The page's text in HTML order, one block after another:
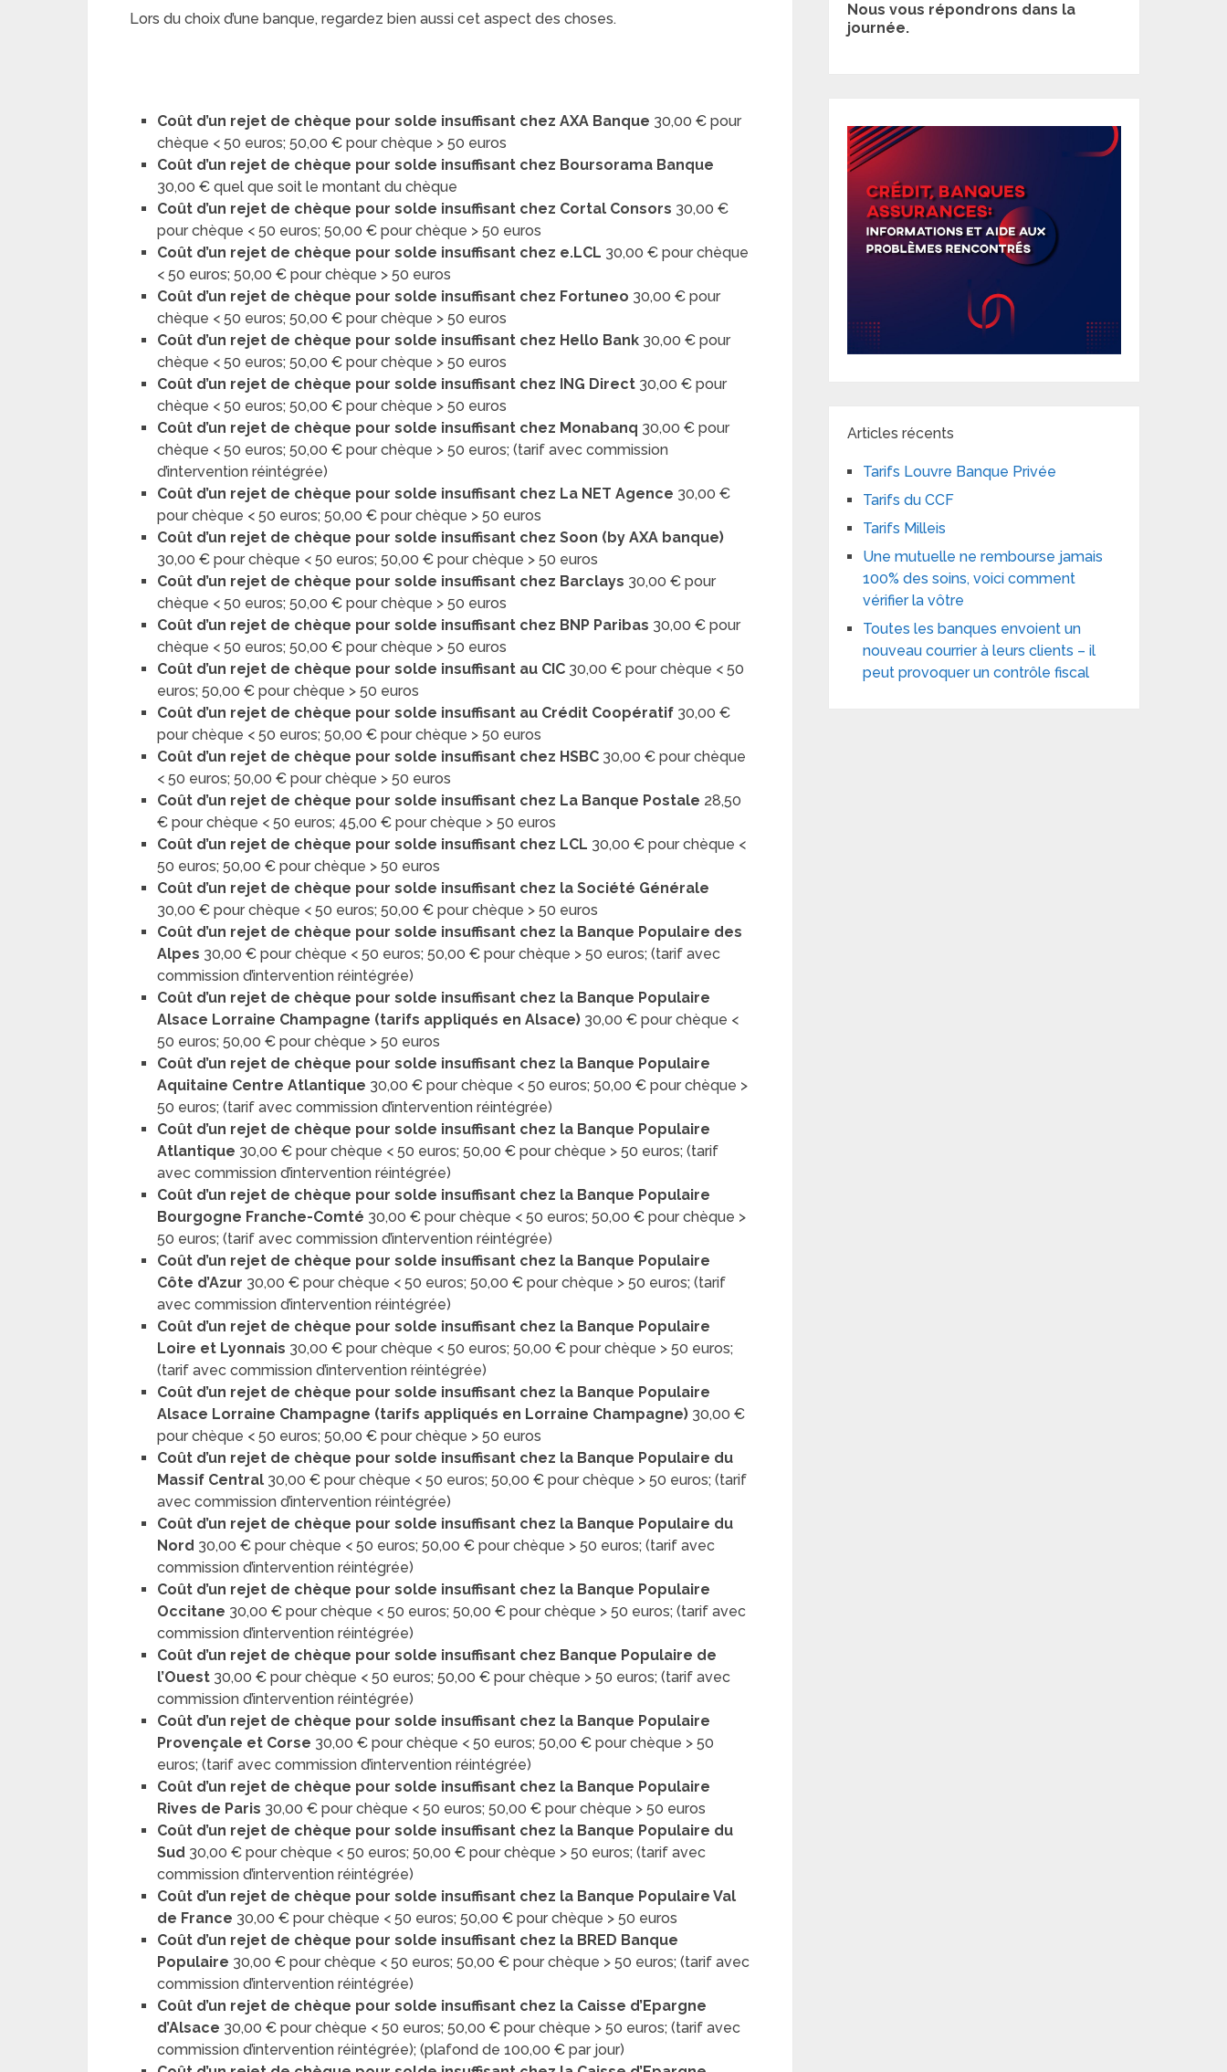
Lors du choix d’une banque, regardez bien aussi cet aspect des choses.
Coût d’un rejet de chèque pour solde insuffisant chez AXA Banque 30,00 € pour
chèque < 50 euros; 50,00 € pour chèque > 50 euros
Coût d’un rejet de chèque pour solde insuffisant chez Boursorama Banque
30,00 € quel que soit le montant du chèque
Coût d’un rejet de chèque pour solde insuffisant chez Cortal Consors 30,00 €
pour chèque < 50 euros; 50,00 € pour chèque > 50 euros
Coût d’un rejet de chèque pour solde insuffisant chez e.LCL 30,00 € pour chèque
< 50 euros; 50,00 € pour chèque > 50 euros
Coût d’un rejet de chèque pour solde insuffisant chez Fortuneo 30,00 € pour
chèque < 50 euros; 50,00 € pour chèque > 50 euros
Coût d’un rejet de chèque pour solde insuffisant chez Hello Bank 30,00 € pour
chèque < 50 euros; 50,00 € pour chèque > 50 euros
Coût d’un rejet de chèque pour solde insuffisant chez ING Direct 30,00 € pour
chèque < 50 euros; 50,00 € pour chèque > 50 euros
Coût d’un rejet de chèque pour solde insuffisant chez Monabanq 30,00 € pour
chèque < 50 euros; 50,00 € pour chèque > 50 euros; (tarif avec commission
d’intervention réintégrée)
Coût d’un rejet de chèque pour solde insuffisant chez La NET Agence 30,00 €
pour chèque < 50 euros; 50,00 € pour chèque > 50 euros
Coût d’un rejet de chèque pour solde insuffisant chez Soon (by AXA banque)
30,00 € pour chèque < 50 euros; 50,00 € pour chèque > 50 euros
Coût d’un rejet de chèque pour solde insuffisant chez Barclays 30,00 € pour
chèque < 50 euros; 50,00 € pour chèque > 50 euros
Coût d’un rejet de chèque pour solde insuffisant chez BNP Paribas 30,00 € pour
chèque < 50 euros; 50,00 € pour chèque > 50 euros
Coût d’un rejet de chèque pour solde insuffisant au CIC 30,00 € pour chèque < 50
euros; 50,00 € pour chèque > 50 euros
Coût d’un rejet de chèque pour solde insuffisant au Crédit Coopératif 30,00 €
pour chèque < 50 euros; 50,00 € pour chèque > 50 euros
Coût d’un rejet de chèque pour solde insuffisant chez HSBC 30,00 € pour chèque
< 50 euros; 50,00 € pour chèque > 50 euros
Coût d’un rejet de chèque pour solde insuffisant chez La Banque Postale 28,50
€ pour chèque < 50 euros; 45,00 € pour chèque > 50 euros
Coût d’un rejet de chèque pour solde insuffisant chez LCL 30,00 € pour chèque <
50 euros; 50,00 € pour chèque > 50 euros
Coût d’un rejet de chèque pour solde insuffisant chez la Société Générale
30,00 € pour chèque < 50 euros; 50,00 € pour chèque > 50 euros
Coût d’un rejet de chèque pour solde insuffisant chez la Banque Populaire des
Alpes 30,00 € pour chèque < 50 euros; 50,00 € pour chèque > 50 euros; (tarif avec
commission d’intervention réintégrée)
Coût d’un rejet de chèque pour solde insuffisant chez la Banque Populaire
Alsace Lorraine Champagne (tarifs appliqués en Alsace) 30,00 € pour chèque <
50 euros; 50,00 € pour chèque > 50 euros
Coût d’un rejet de chèque pour solde insuffisant chez la Banque Populaire
Aquitaine Centre Atlantique 30,00 € pour chèque < 50 euros; 50,00 € pour chèque >
50 euros; (tarif avec commission d’intervention réintégrée)
Coût d’un rejet de chèque pour solde insuffisant chez la Banque Populaire
Atlantique 30,00 € pour chèque < 50 euros; 50,00 € pour chèque > 50 euros; (tarif
avec commission d’intervention réintégrée)
Coût d’un rejet de chèque pour solde insuffisant chez la Banque Populaire
Bourgogne Franche-Comté 30,00 € pour chèque < 50 euros; 50,00 € pour chèque >
50 euros; (tarif avec commission d’intervention réintégrée)
Coût d’un rejet de chèque pour solde insuffisant chez la Banque Populaire
Côte d’Azur 30,00 € pour chèque < 50 euros; 50,00 € pour chèque > 50 euros; (tarif
avec commission d’intervention réintégrée)
Coût d’un rejet de chèque pour solde insuffisant chez la Banque Populaire
Loire et Lyonnais 30,00 € pour chèque < 50 euros; 50,00 € pour chèque > 50 euros;
(tarif avec commission d’intervention réintégrée)
Coût d’un rejet de chèque pour solde insuffisant chez la Banque Populaire
Alsace Lorraine Champagne (tarifs appliqués en Lorraine Champagne) 30,00 €
pour chèque < 50 euros; 50,00 € pour chèque > 50 euros
Coût d’un rejet de chèque pour solde insuffisant chez la Banque Populaire du
Massif Central 30,00 € pour chèque < 50 euros; 50,00 € pour chèque > 50 euros; (tarif
avec commission d’intervention réintégrée)
Coût d’un rejet de chèque pour solde insuffisant chez la Banque Populaire du
Nord 30,00 € pour chèque < 50 euros; 50,00 € pour chèque > 50 euros; (tarif avec
commission d’intervention réintégrée)
Coût d’un rejet de chèque pour solde insuffisant chez la Banque Populaire
Occitane 30,00 € pour chèque < 50 euros; 50,00 € pour chèque > 50 euros; (tarif avec
commission d’intervention réintégrée)
Coût d’un rejet de chèque pour solde insuffisant chez Banque Populaire de
l’Ouest 30,00 € pour chèque < 50 euros; 50,00 € pour chèque > 50 euros; (tarif avec
commission d’intervention réintégrée)
Coût d’un rejet de chèque pour solde insuffisant chez la Banque Populaire
Provençale et Corse 30,00 € pour chèque < 50 euros; 50,00 € pour chèque > 50
euros; (tarif avec commission d’intervention réintégrée)
Coût d’un rejet de chèque pour solde insuffisant chez la Banque Populaire
Rives de Paris 30,00 € pour chèque < 50 euros; 50,00 € pour chèque > 50 euros
Coût d’un rejet de chèque pour solde insuffisant chez la Banque Populaire du
Sud 30,00 € pour chèque < 50 euros; 50,00 € pour chèque > 50 euros; (tarif avec
commission d’intervention réintégrée)
Coût d’un rejet de chèque pour solde insuffisant chez la Banque Populaire Val
de France 30,00 € pour chèque < 50 euros; 50,00 € pour chèque > 50 euros
Coût d’un rejet de chèque pour solde insuffisant chez la BRED Banque
Populaire 30,00 € pour chèque < 50 euros; 50,00 € pour chèque > 50 euros; (tarif avec
commission d’intervention réintégrée)
Coût d’un rejet de chèque pour solde insuffisant chez la Caisse d’Epargne
d’Alsace 30,00 € pour chèque < 50 euros; 50,00 € pour chèque > 50 euros; (tarif avec
commission d’intervention réintégrée); (plafond de 100,00 € par jour)
Nous vous répondrons dans la
journée.
Articles récents
Tarifs Louvre Banque Privée
Tarifs du CCF
Tarifs Milleis
Une mutuelle ne rembourse jamais
100% des soins, voici comment
vérifier la vôtre
Toutes les banques envoient un
nouveau courrier à leurs clients – il
peut provoquer un contrôle fiscal